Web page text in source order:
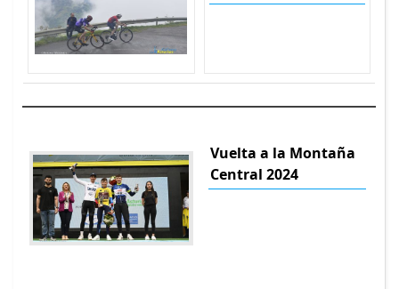
Vuelta a la Montaña
Central 2024